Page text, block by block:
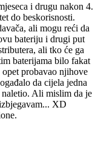
i drugu nakon 4.
do beskorisnosti.
ali mogu reći da
bateriju i drugi put
ali tko će ga
baterijama bilo fakat
probavao njihove
da cijela jedna
naletio. Ali mislim da je
XD